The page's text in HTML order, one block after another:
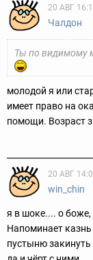
20 АВГ
Чалдон
Ты по видимому
молодой я или
имеет право на
помощи. Возраст
20 АВГ
win_chin
я в шоке.... о боже,
Напоминает
пустыню закинуть